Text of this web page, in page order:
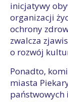
inicjatywy
organizacji
ochrony
zwalcza
o rozwój
Ponadto,
miasta
państwowych